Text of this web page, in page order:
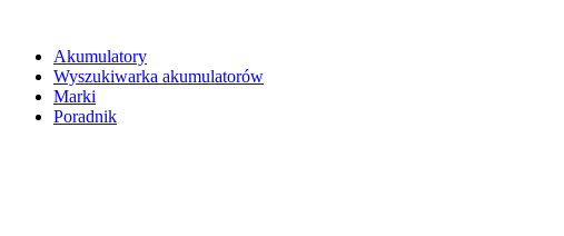
Akumulatory
Wyszukiwarka akumulatorów
Marki
Poradnik